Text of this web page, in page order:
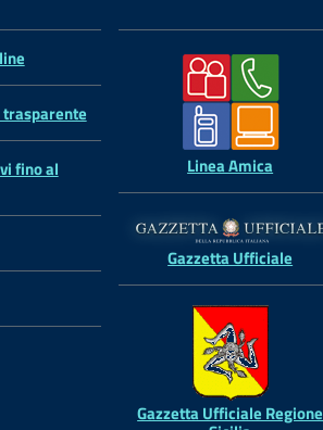
fino al Linea Amica
Gazzetta Ufficiale
Gazzetta Ufficiale Regione